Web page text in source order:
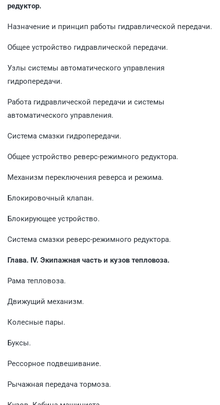
редуктор.
Назначение и принцип работы гидравлической передачи.
Общее устройство гидравлической передачи.
Узлы системы автоматического управления
гидропередачи.
Работа гидравлической передачи и системы
автоматического управления.
Система смазки гидропередачи.
Общее устройство реверс-режимного редуктора.
Механизм переключения реверса и режима.
Блокировочный клапан.
Блокирующее устройство.
Система смазки реверс-режимного редуктора.
Глава. IV. Экипажная часть и кузов тепловоза.
Рама тепловоза.
Движущий механизм.
Колесные пары.
Буксы.
Рессорное подвешивание.
Рычажная передача тормоза.